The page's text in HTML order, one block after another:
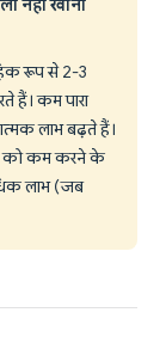
नहीं खानी
रूप से 2-3
हैं। कम पारा
लाभ बढ़ते हैं।
को कम करने के
लाभ (जब